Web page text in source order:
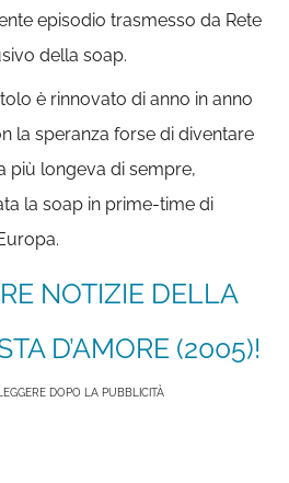
episodio trasmesso da Rete
della soap.
è rinnovato di anno in anno
la speranza forse di diventare
più longeva di sempre,
la soap in prime-time di
NOTIZIE DELLA
D’AMORE (2005)!
DOPO LA PUBBLICITÀ